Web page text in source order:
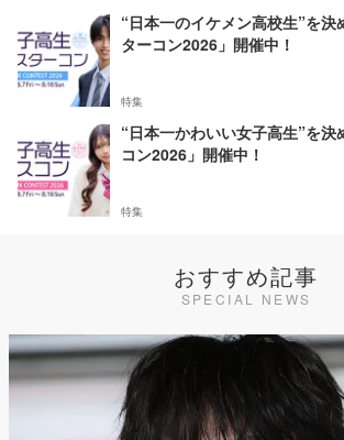
“日本一のイケメン高校生”を決
ターコン2026」開催中！
特集
“日本一かわいい女子高生”を決
コン2026」開催中！
特集
おすすめ記事
SPECIAL NEWS